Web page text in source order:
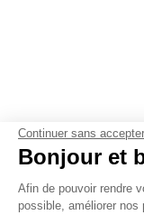
Continuer sans accepter
Bonjour et
Afin de pouvoir rendre
possible, améliorer